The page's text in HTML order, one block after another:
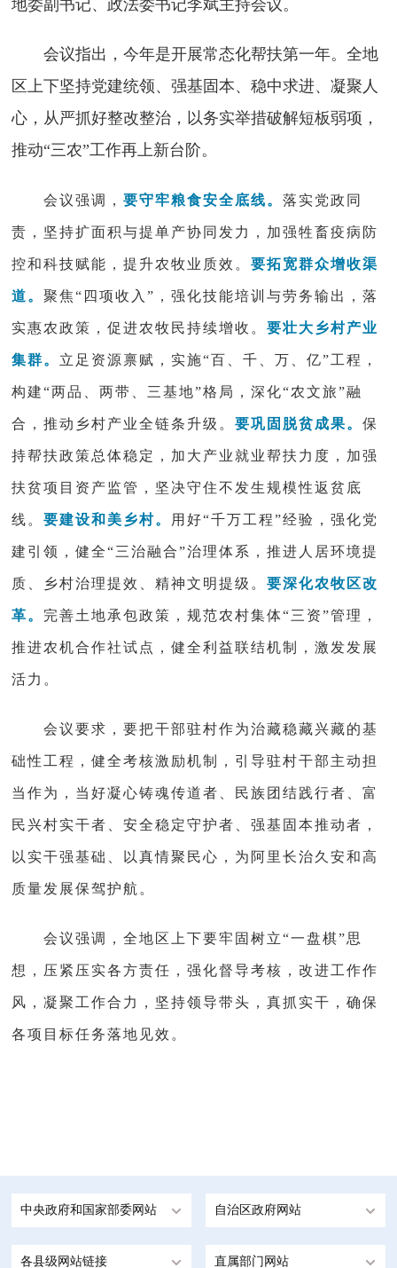
地委副书记、政法委书记李斌主持会议。
会议指出，今年是开展常态化帮扶第一年。全地
区上下坚持党建统领、强基固本、稳中求进、凝聚人
心，从严抓好整改整治，以务实举措破解短板弱项，
推动“三农”工作再上新台阶。
会议强调，要守牢粮食安全底线。落实党政同
责，坚持扩面积与提单产协同发力，加强牲畜疫病防
控和科技赋能，提升农牧业质效。要拓宽群众增收渠
道。聚焦“四项收入”，强化技能培训与劳务输出，落
实惠农政策，促进农牧民持续增收。要壮大乡村产业
集群。 立足资源禀赋，实施“百、千、万、亿”工程，
构建“两品、两带、三基地”格局，深化“农文旅”融
合，推动乡村产业全链条升级。要巩固脱贫成果。保
持帮扶政策总体稳定，加大产业就业帮扶力度，加强
扶贫项目资产监管，坚决守住不发生规模性返贫底
线。要建设和美乡村。 用好“千万工程”经验，强化党
建引领，健全“三治融合”治理体系，推进人居环境提
质、乡村治理提效、精神文明提级。要深化农牧区改
革。 完善土地承包政策，规范农村集体“三资”管理，
推进农机合作社试点，健全利益联结机制，激发发展
活力。
会议要求，要把干部驻村作为治藏稳藏兴藏的基
础性工程，健全考核激励机制，引导驻村干部主动担
当作为，当好凝心铸魂传道者、民族团结践行者、富
民兴村实干者、安全稳定守护者、强基固本推动者，
以实干强基础、以真情聚民心，为阿里长治久安和高
质量发展保驾护航。
会议强调，全地区上下要牢固树立“一盘棋”思
想，压紧压实各方责任，强化督导考核，改进工作作
风，凝聚工作合力，坚持领导带头，真抓实干，确保
各项目标任务落地见效。
中央政府和国家部委网站 自治区政府网站
各县级网站链接 直属部门网站